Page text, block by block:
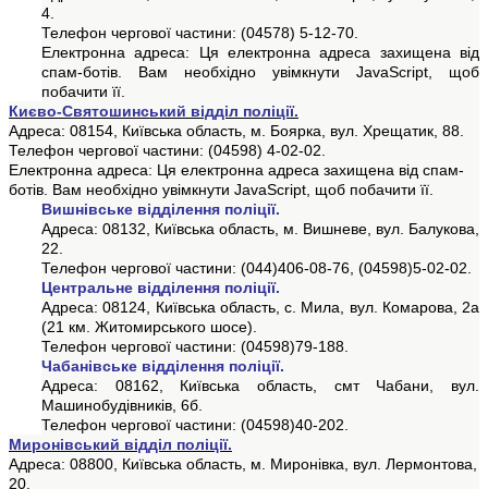
4.
Телефон чергової частини: (04578) 5-12-70.
Електронна адреса: Ця електронна адреса захищена від
спам-ботів. Вам необхідно увімкнути JavaScript, щоб
побачити її.
Києво-Святошинський відділ поліції.
Адреса: 08154, Київська область, м. Боярка, вул. Хрещатик, 88.
Телефон чергової частини: (04598) 4-02-02.
Електронна адреса: Ця електронна адреса захищена від спам-
ботів. Вам необхідно увімкнути JavaScript, щоб побачити її.
Вишнівське відділення поліції.
Адреса: 08132, Київська область, м. Вишневе, вул. Балукова,
22.
Телефон чергової частини: (044)406-08-76, (04598)5-02-02.
Центральне відділення поліції.
Адреса: 08124, Київська область, с. Мила, вул. Комарова, 2а
(21 км. Житомирського шосе).
Телефон чергової частини: (04598)79-188.
Чабанівське відділення поліції.
Адреса: 08162, Київська область, смт Чабани, вул.
Машинобудівників, 6б.
Телефон чергової частини: (04598)40-202.
Миронівський відділ поліції.
Адреса: 08800, Київська область, м. Миронівка, вул. Лермонтова,
20.